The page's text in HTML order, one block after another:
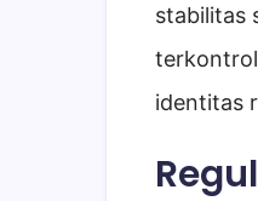
stabilitas
identitas